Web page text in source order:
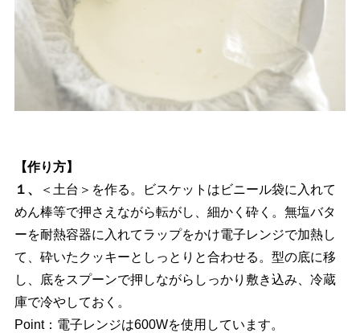
【作り方】
１、
＜土台＞を作る。ビスケットはビニール袋に入れて
めん棒等で押さえながら転がし、細かく砕く。無塩バタ
ーを耐熱容器に入れてラップをかけ電子レンジで加熱し
て、砕いたクッキーとしっとりと合わせる。型の底に移
し、底をスプーンで押しながらしっかり敷き込み、冷蔵
庫で冷やしておく。
Point：電子レンジは600Wを使用しています。